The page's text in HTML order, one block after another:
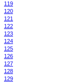
119
120
121
122
123
124
125
126
127
128
129